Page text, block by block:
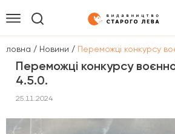
/ Новини / Переможці конкурсу
Переможці конкурсу
4.5.0.
25.11.2024